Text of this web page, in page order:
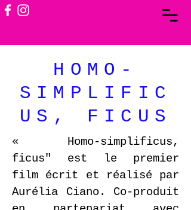
HOMO-
SIMPLIFIC
US, FICUS
« Homo-simplificus,
ficus" est le premier
film écrit et réalisé par
Aurélia Ciano. Co-produit